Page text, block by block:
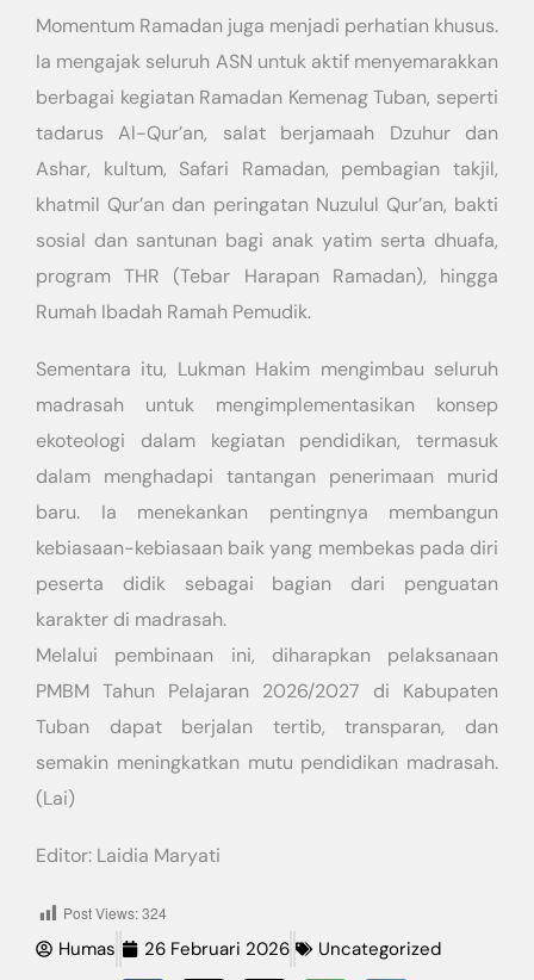
Momentum Ramadan juga menjadi perhatian khusus.
Ia mengajak seluruh ASN untuk aktif menyemarakkan
berbagai kegiatan Ramadan Kemenag Tuban, seperti
tadarus Al-Qur’an, salat berjamaah Dzuhur dan
Ashar, kultum, Safari Ramadan, pembagian takjil,
khatmil Qur’an dan peringatan Nuzulul Qur’an, bakti
sosial dan santunan bagi anak yatim serta dhuafa,
program THR (Tebar Harapan Ramadan), hingga
Rumah Ibadah Ramah Pemudik.
Sementara itu, Lukman Hakim mengimbau seluruh
madrasah untuk mengimplementasikan konsep
ekoteologi dalam kegiatan pendidikan, termasuk
dalam menghadapi tantangan penerimaan murid
baru. Ia menekankan pentingnya membangun
kebiasaan-kebiasaan baik yang membekas pada diri
peserta didik sebagai bagian dari penguatan
karakter di madrasah.
Melalui pembinaan ini, diharapkan pelaksanaan
PMBM Tahun Pelajaran 2026/2027 di Kabupaten
Tuban dapat berjalan tertib, transparan, dan
semakin meningkatkan mutu pendidikan madrasah.
(Lai)
Editor: Laidia Maryati
Post Views:324
Humas 26 Februari 2026 Uncategorized